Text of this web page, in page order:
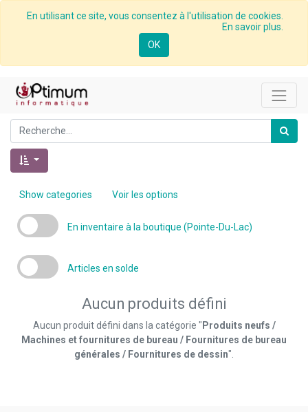
En utilisant ce site, vous consentez à l'utilisation de cookies.
En savoir plus.
OK
Show categories Voir les options
En inventaire à la boutique (Pointe-Du-Lac)
Articles en solde
Aucun produits défini
Aucun produit défini dans la catégorie " Produits neufs /
Machines et fournitures de bureau / Fournitures de bureau
générales / Fournitures de dessin".